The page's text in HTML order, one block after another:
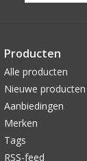
Producten
Alle producten
Nieuwe producten
Aanbiedingen
Merken
Tags
RSS-feed